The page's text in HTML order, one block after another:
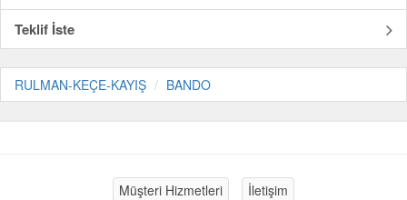
Teklif İste
RULMAN-KEÇE-KAYIŞ BANDO
Müşteri Hizmetleri İletişim